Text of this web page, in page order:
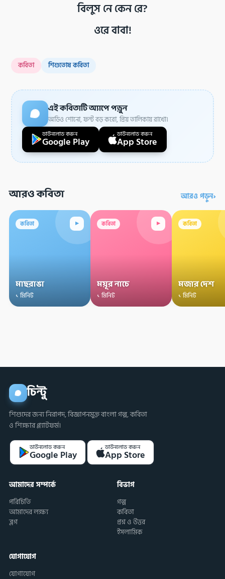
বিলুস নে কেন রে?
ওরে বাবা!
কবিতা শিশুতোষ কবিতা
এই কবিতাটি অ্যাপে পড়ুন
অডিও শোনো, ফন্ট বড় করো, প্রিয় তালিকায় রাখো।
ডাউনলোড করুন
Google Play
ডাউনলোড করুন
App Store
আরও কবিতা আরও পড়ুন›
কবিতা ▸
মাছরাঙা
১ মিনিট
কবিতা ▸
ময়ূর নাচে
১ মিনিট
কবিতা
মজার দেশ
১ মিনিট
চিন্টু
শিশুদের জন্য নিরাপদ, বিজ্ঞাপনমুক্ত বাংলা গল্প, কবিতা
ও শিক্ষার প্ল্যাটফর্ম।
ডাউনলোড করুন
Google Play
ডাউনলোড করুন
App Store
আমাদের সম্পর্কে
পরিচিতি
আমাদের লক্ষ্য
ব্লগ
বিভাগ
গল্প
কবিতা
প্রশ্ন ও উত্তর
ইসলামিক
যোগাযোগ
যোগাযোগ